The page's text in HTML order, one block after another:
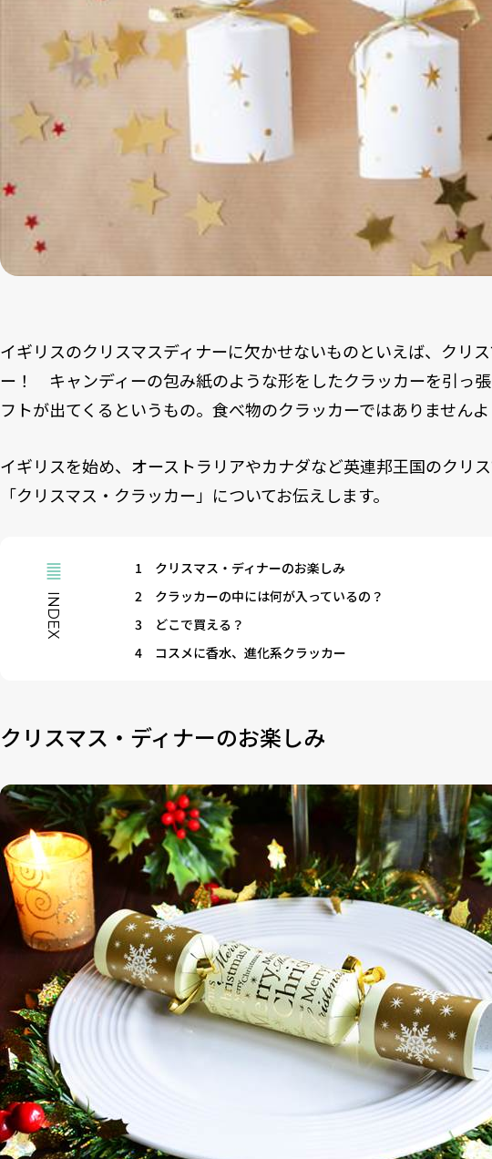
イギリスのクリスマスディナーに欠かせないものといえば、クリ
ー！ キャンディーの包み紙のような形をしたクラッカーを引っ
フトが出てくるというもの。食べ物のクラッカーではありませんよ
イギリスを始め、オーストラリアやカナダなど英連邦王国のクリ
「クリスマス・クラッカー」についてお伝えします。
INDEX
1
クリスマス・ディナーのお楽しみ
2
クラッカーの中には何が入っているの？
3
どこで買える？
4
コスメに香水、進化系クラッカー
クリスマス・ディナーのお楽しみ